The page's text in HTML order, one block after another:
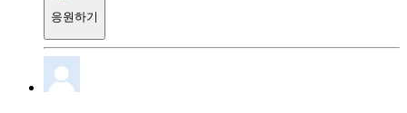
응원하기